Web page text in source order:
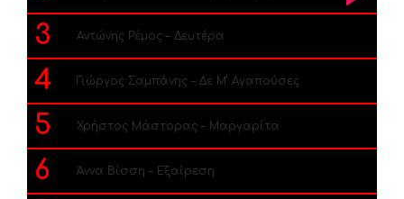
3 Αντώνης Ρέμος – Δευτέρα
4 Γιώργος Σαμπάνης – Δε Μ’ Αγαπούσες
5 Χρήστος Μάστορας – Μαργαρίτα
6 Άννα Βίσση – Εξαίρεση